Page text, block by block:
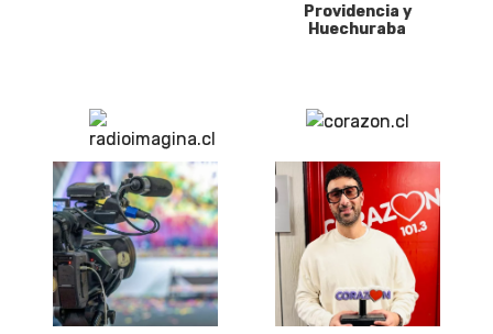
Providencia y
Huechuraba